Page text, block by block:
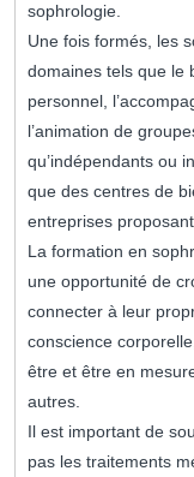
sophrologie.
Une fois formés, les
domaines tels que le
personnel,
l’animation de
qu’indépendants ou
que des centres de
entreprises
La formation en
une opportunité de
connecter à leur
conscience
être et être en
autres.
Il est important de
pas les traitements